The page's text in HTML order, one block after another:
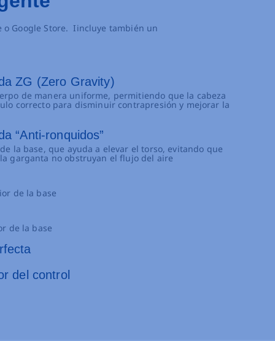
o Google Store. Iincluye también un
ZG (Zero Gravity)
de manera uniforme, permitiendo que la cabeza
correcto para disminuir contrapresión y mejorar la
“Anti-ronquidos”
la base, que ayuda a elevar el torso, evitando que
garganta no obstruyan el flujo del aire
de la base
de la base
del control